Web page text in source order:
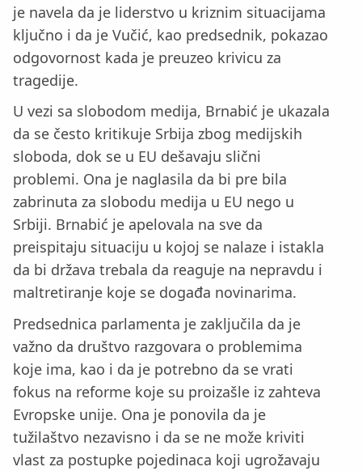
je navela da je liderstvo u kriznim situacijama
ključno i da je Vučić, kao predsednik, pokazao
odgovornost kada je preuzeo krivicu za
tragedije.
U vezi sa slobodom medija, Brnabić je ukazala
da se često kritikuje Srbija zbog medijskih
sloboda, dok se u EU dešavaju slični
problemi. Ona je naglasila da bi pre bila
zabrinuta za slobodu medija u EU nego u
Srbiji. Brnabić je apelovala na sve da
preispitaju situaciju u kojoj se nalaze i istakla
da bi država trebala da reaguje na nepravdu i
maltretiranje koje se događa novinarima.
Predsednica parlamenta je zaključila da je
važno da društvo razgovara o problemima
koje ima, kao i da je potrebno da se vrati
fokus na reforme koje su proizašle iz zahteva
Evropske unije. Ona je ponovila da je
tužilaštvo nezavisno i da se ne može kriviti
vlast za postupke pojedinaca koji ugrožavaju